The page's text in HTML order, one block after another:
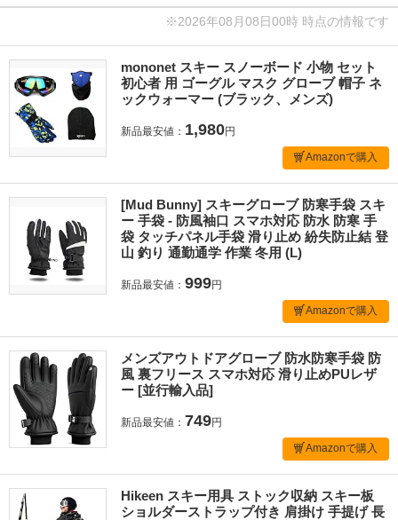
※2026年08月08日00時 時点の情報です
mononet スキー スノーボード 小物 セット
初心者 用 ゴーグル マスク グローブ 帽子 ネ
ックウォーマー (ブラック、メンズ)
新品最安値： 1,980円
Amazonで購入
[Mud Bunny] スキーグローブ 防寒手袋 スキ
ー 手袋 - 防風袖口 スマホ対応 防水 防寒 手
袋 タッチパネル手袋 滑り止め 紛失防止結 登
山 釣り 通勤通学 作業 冬用 (L)
新品最安値： 999円
Amazonで購入
メンズアウトドアグローブ 防水防寒手袋 防
風 裏フリース スマホ対応 滑り止めPUレザ
ー [並行輸入品]
新品最安値： 749円
Amazonで購入
Hikeen スキー用具 ストック収納 スキー板
ショルダーストラップ付き 肩掛け 手提げ 長